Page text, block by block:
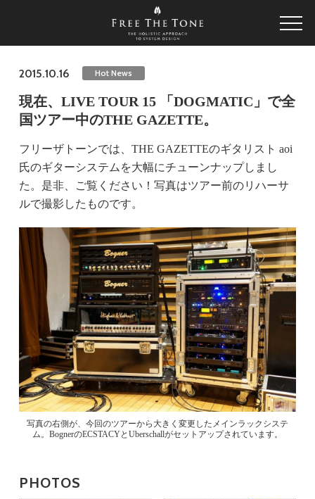
2015.10.16 Hot News
現在、LIVE TOUR 15 「DOGMATIC」で全
国ツアー中のTHE GAZETTE。
フリーザトーンでは、THE GAZETTEのギタリスト aoi
氏のギターシステムを大幅にチューンナップしまし
た。是非、ご覧ください！写真はツアー前のリハーサ
ルで撮影したものです。
写真の右側が、今回のツアーから大きく変更したメインラックシステ
ム。BognerのECSTACYとUberschallがセットアップされています。
PHOTOS